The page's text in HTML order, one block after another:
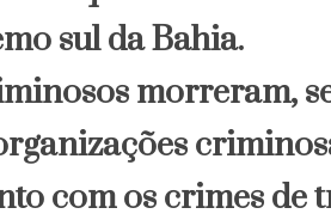
sul da Bahia.
morreram,
com os crimes de